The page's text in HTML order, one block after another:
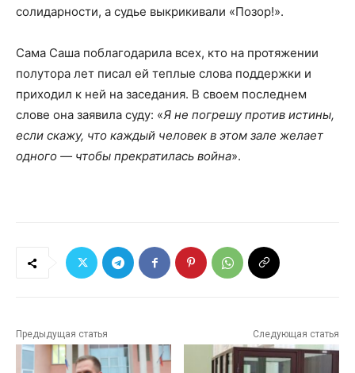
солидарности, а судье выкрикивали «Позор!».
Сама Саша поблагодарила всех, кто на протяжении
полутора лет писал ей теплые слова поддержки и
приходил к ней на заседания. В своем последнем
слове она заявила суду: «Я не погрешу против истины,
если скажу, что каждый человек в этом зале желает
одного — чтобы прекратилась война».
Предыдущая статья Следующая статья